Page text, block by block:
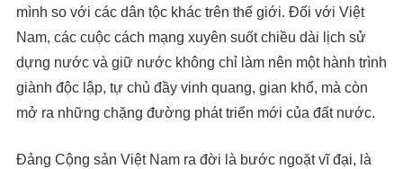
mình so với các dân tộc khác trên thế giới. Đối với Việt
Nam, các cuộc cách mạng xuyên suốt chiều dài lịch sử
dựng nước và giữ nước không chỉ làm nên một hành trình
giành độc lập, tự chủ đầy vinh quang, gian khổ, mà còn
mở ra những chặng đường phát triển mới của đất nước.
Đảng Cộng sản Việt Nam ra đời là bước ngoặt vĩ đại, là